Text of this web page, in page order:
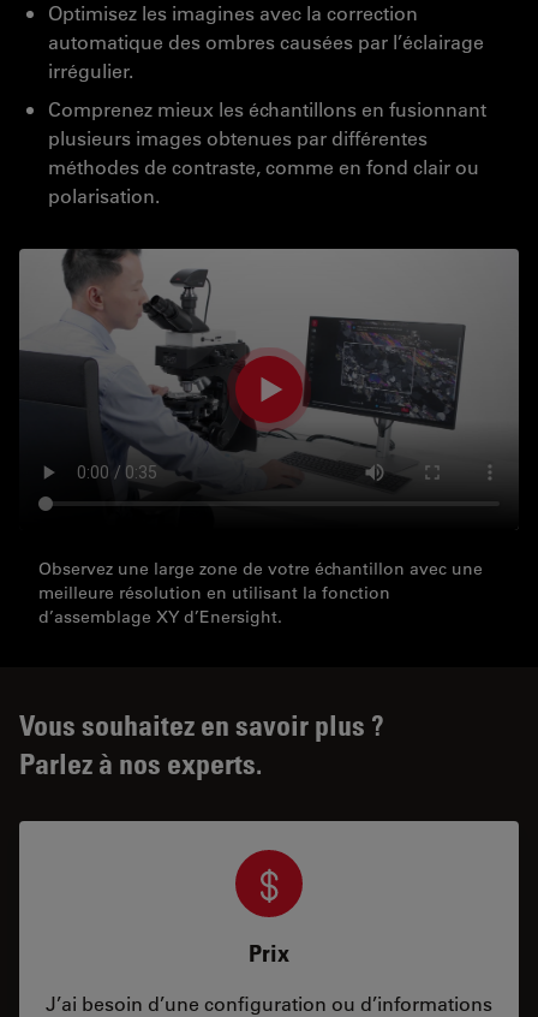
Optimisez les imagines avec la correction
automatique des ombres causées par l’éclairage
irrégulier.
Comprenez mieux les échantillons en fusionnant
plusieurs images obtenues par différentes
méthodes de contraste, comme en fond clair ou
polarisation.
Observez une large zone de votre échantillon avec une
meilleure résolution en utilisant la fonction
d’assemblage XY d’Enersight.
Vous souhaitez en savoir plus ?
Parlez à nos experts.
Prix
J’ai besoin d’une configuration ou d’informations